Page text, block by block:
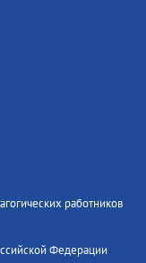
работников
Федерации